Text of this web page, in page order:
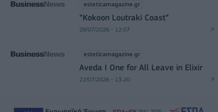
esteticamagazine.gr
“Kokoon Loutraki Coast”
28/07/2026 - 12:07
esteticamagazine.gr
Aveda I One for All Leave in Elixir
22/07/2026 - 13:20